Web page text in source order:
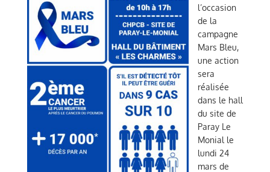
l’occasion
de la
campagne
Mars Bleu,
une action
sera
réalisée
dans le hall
du site de
Paray Le
Monial le
lundi 24
mars de